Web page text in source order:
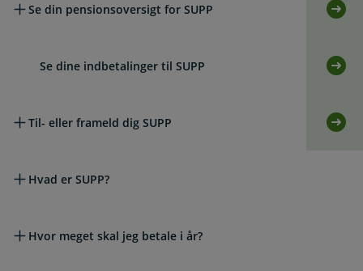
Se din pensionsoversigt for SUPP
Se dine indbetalinger til SUPP
Til- eller frameld dig SUPP
Hvad er SUPP?
Hvor meget skal jeg betale i år?